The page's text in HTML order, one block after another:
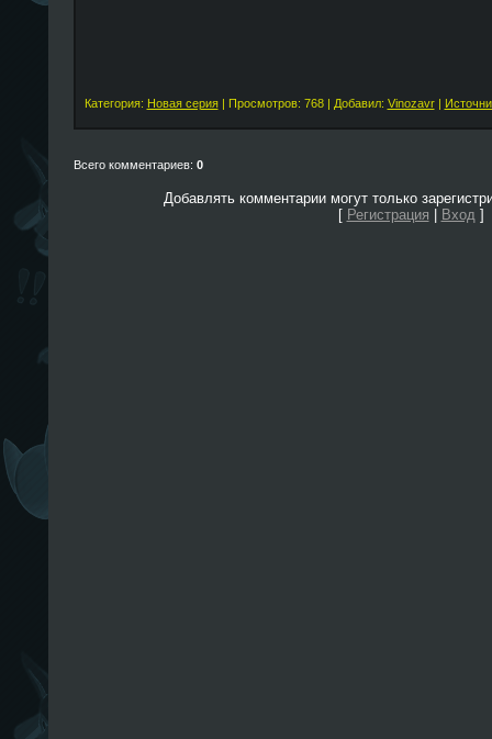
Категория: Новая серия| Просмотров: 768 | Добавил: Vinozavr|
Всего комментариев: 0
Добавлять комментарии могут только
[ Регистрация Вход]